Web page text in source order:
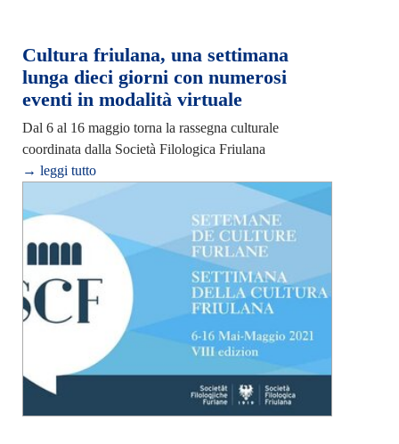
Cultura friulana, una settimana
lunga dieci giorni con numerosi
eventi in modalità virtuale
Dal 6 al 16 maggio torna la rassegna culturale
coordinata dalla Società Filologica Friulana
→ leggi tutto